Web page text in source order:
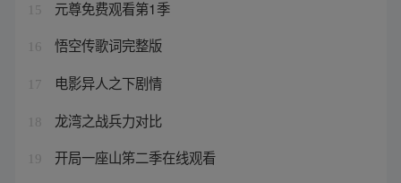
15 元尊免费观看第1季
16 悟空传歌词完整版
17 电影异人之下剧情
18 龙湾之战兵力对比
19 开局一座山笫二季在线观看